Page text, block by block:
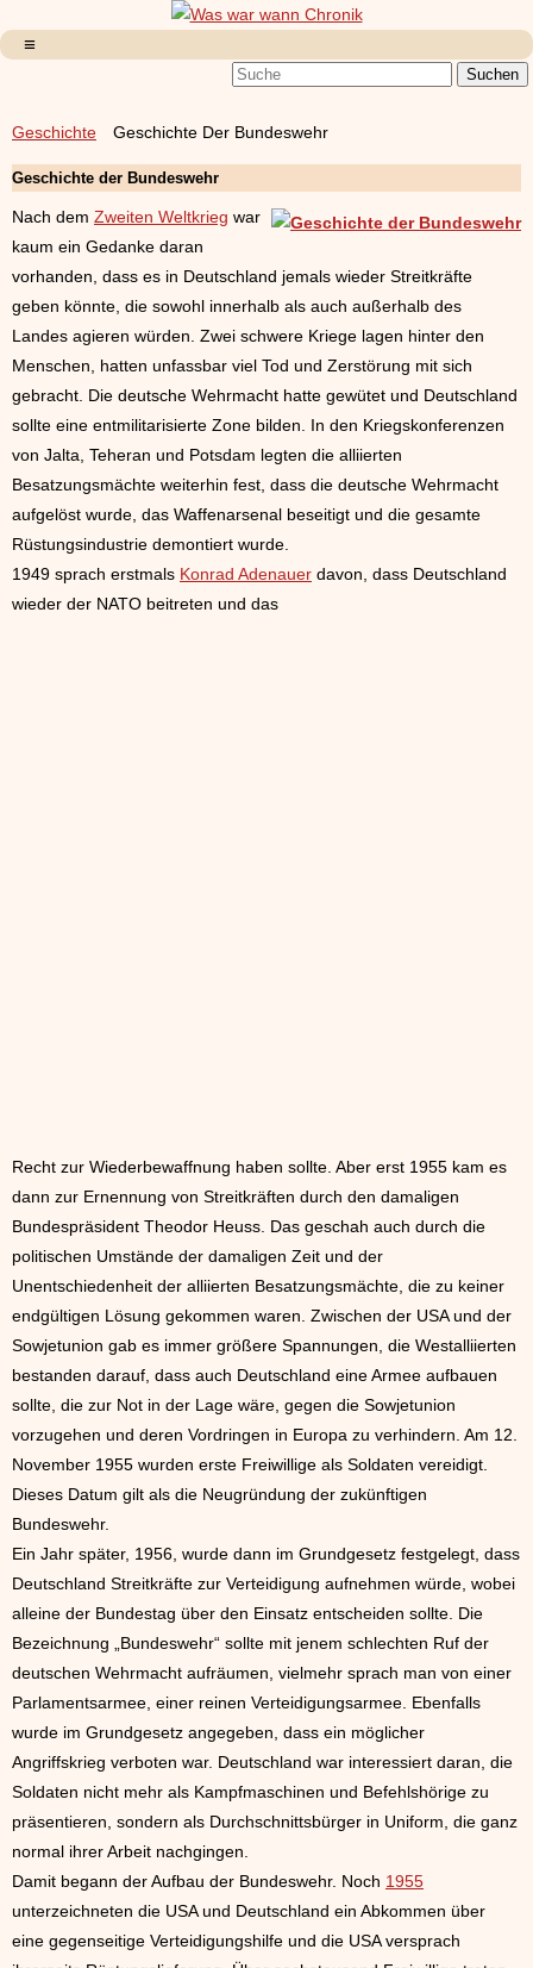
Geschichte Geschichte Der Bundeswehr
Geschichte der Bundeswehr
Nach dem Zweiten Weltkrieg war
kaum ein Gedanke daran
vorhanden, dass es in Deutschland jemals wieder Streitkräfte
geben könnte, die sowohl innerhalb als auch außerhalb des
Landes agieren würden. Zwei schwere Kriege lagen hinter den
Menschen, hatten unfassbar viel Tod und Zerstörung mit sich
gebracht. Die deutsche Wehrmacht hatte gewütet und Deutschland
sollte eine entmilitarisierte Zone bilden. In den Kriegskonferenzen
von Jalta, Teheran und Potsdam legten die alliierten
Besatzungsmächte weiterhin fest, dass die deutsche Wehrmacht
aufgelöst wurde, das Waffenarsenal beseitigt und die gesamte
Rüstungsindustrie demontiert wurde.
1949 sprach erstmals Konrad Adenauer davon, dass Deutschland
wieder der NATO beitreten und das
Recht zur Wiederbewaffnung haben sollte. Aber erst 1955 kam es
dann zur Ernennung von Streitkräften durch den damaligen
Bundespräsident Theodor Heuss. Das geschah auch durch die
politischen Umstände der damaligen Zeit und der
Unentschiedenheit der alliierten Besatzungsmächte, die zu keiner
endgültigen Lösung gekommen waren. Zwischen der USA und der
Sowjetunion gab es immer größere Spannungen, die Westalliierten
bestanden darauf, dass auch Deutschland eine Armee aufbauen
sollte, die zur Not in der Lage wäre, gegen die Sowjetunion
vorzugehen und deren Vordringen in Europa zu verhindern. Am 12.
November 1955 wurden erste Freiwillige als Soldaten vereidigt.
Dieses Datum gilt als die Neugründung der zukünftigen
Bundeswehr.
Ein Jahr später, 1956, wurde dann im Grundgesetz festgelegt, dass
Deutschland Streitkräfte zur Verteidigung aufnehmen würde, wobei
alleine der Bundestag über den Einsatz entscheiden sollte. Die
Bezeichnung „Bundeswehr“ sollte mit jenem schlechten Ruf der
deutschen Wehrmacht aufräumen, vielmehr sprach man von einer
Parlamentsarmee, einer reinen Verteidigungsarmee. Ebenfalls
wurde im Grundgesetz angegeben, dass ein möglicher
Angriffskrieg verboten war. Deutschland war interessiert daran, die
Soldaten nicht mehr als Kampfmaschinen und Befehlshörige zu
präsentieren, sondern als Durchschnittsbürger in Uniform, die ganz
normal ihrer Arbeit nachgingen.
Damit begann der Aufbau der Bundeswehr. Noch 1955
unterzeichneten die USA und Deutschland ein Abkommen über
eine gegenseitige Verteidigungshilfe und die USA versprach